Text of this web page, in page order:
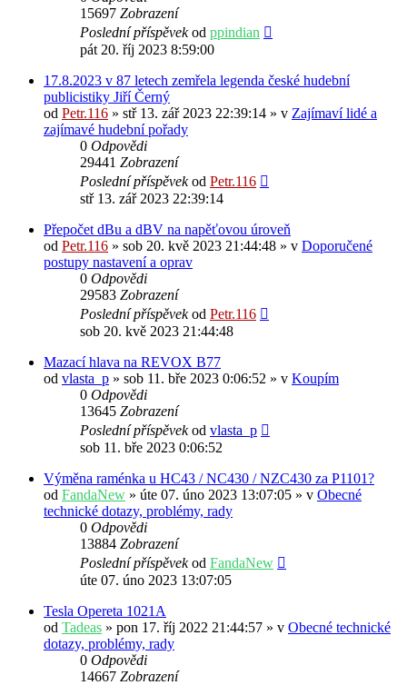
15697 Zobrazení
Poslední příspěvekod ppindian
pát 20. říj 2023 8:59:00
17.8.2023 v 87 letech zemřela legenda české hudební
publicistiky Jiří Černý
od Petr.116 » stř 13. zář 2023 22:39:14 » v Zajímaví lidé a
zajímavé hudební pořady
0 Odpovědi
29441 Zobrazení
Poslední příspěvekod Petr.116
stř 13. zář 2023 22:39:14
Přepočet dBu a dBV na napěťovou úroveň
od Petr.116 » sob 20. kvě 2023 21:44:48 » v Doporučené
postupy nastavení a oprav
0 Odpovědi
29583 Zobrazení
Poslední příspěvekod Petr.116
sob 20. kvě 2023 21:44:48
Mazací hlava na REVOX B77
od vlasta_p » sob 11. bře 2023 0:06:52 » v Koupím
0 Odpovědi
13645 Zobrazení
Poslední příspěvekod vlasta_p
sob 11. bře 2023 0:06:52
Výměna raménka u HC43 / NC430 / NZC430 za P1101?
od FandaNew » úte 07. úno 2023 13:07:05 » v Obecné
technické dotazy, problémy, rady
0 Odpovědi
13884 Zobrazení
Poslední příspěvekod FandaNew
úte 07. úno 2023 13:07:05
Tesla Opereta 1021A
od Tadeas » pon 17. říj 2022 21:44:57 » v Obecné technické
dotazy, problémy, rady
0 Odpovědi
14667 Zobrazení